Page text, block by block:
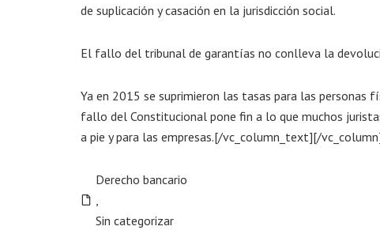
de suplicación y casación en la jurisdicción social.
El fallo del tribunal de garantías no conlleva la
Ya en 2015 se suprimieron las tasas para las personas
fallo del Constitucional pone fin a lo que muchos
a pie y para las empresas.[/vc_column_text][/
Derecho bancario
,
Sin categorizar